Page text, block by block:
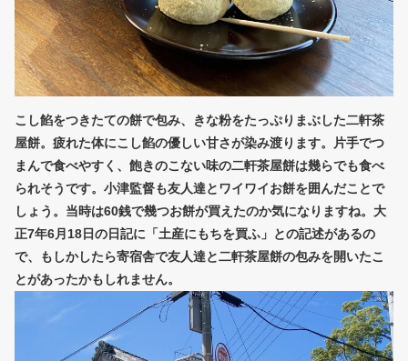
こし餡をつきたての餅で包み、きな粉をたっぷりまぶした二軒茶
屋餅。疲れた体にこし餡の優しい甘さが染み渡ります。片手でつ
まんで食べやすく、飽きのこない味の二軒茶屋餅は幾らでも食べ
られそうです。小津監督も友人達とワイワイお餅を囲んだことで
しょう。当時は60銭で幾つお餅が買えたのか気になりますね。大
正7年6月18日の日記に「土産にもちを買ふ」との記述があるの
で、もしかしたら寄宿舎で友人達と二軒茶屋餅の包みを開いたこ
とがあったかもしれません。